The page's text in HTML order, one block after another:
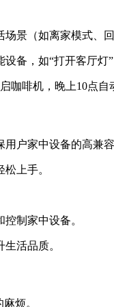
景（如离家模式、
备，如“打开客厅灯”
啡机，晚上10点自
户家中设备的高兼容
上手。
制家中设备。
活品质。
烦。